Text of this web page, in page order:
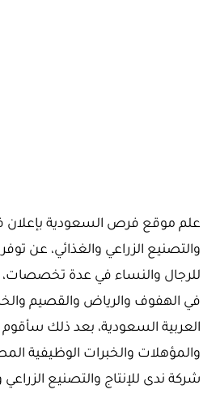
علم موقع فرص السعودية بإعلان
والتصنيع الزراعي والغذائي، عن
للرجال والنساء في عدة
في الهفوف والرياض والقصيم
العربية السعودية، بعد ذلك
والمؤهلات والخبرات الوظيفية
شركة ندى للإنتاج والتصنيع الزراعي